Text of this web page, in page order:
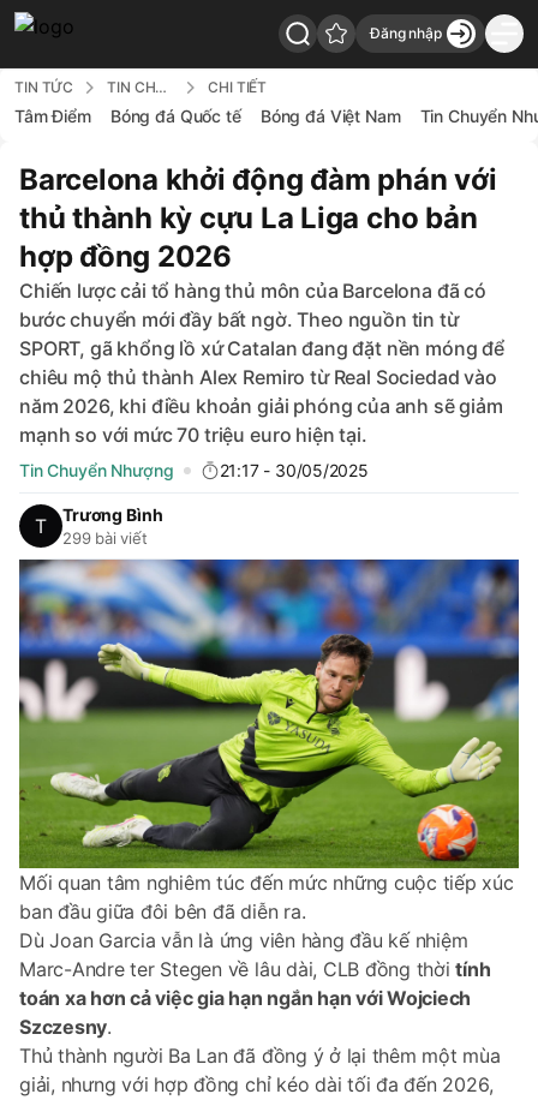
Đăng nhập
TIN TỨC TIN CHUYỂN NHƯỢNG CHI TIẾT
Tâm Điểm Bóng đá Quốc tế Bóng đá Việt Nam Tin Chuyển
Barcelona khởi động đàm phán với
thủ thành kỳ cựu La Liga cho bản
hợp đồng 2026
Chiến lược cải tổ hàng thủ môn của Barcelona đã có
bước chuyển mới đầy bất ngờ. Theo nguồn tin từ
SPORT, gã khổng lồ xứ Catalan đang đặt nền móng để
chiêu mộ thủ thành Alex Remiro từ Real Sociedad vào
năm 2026, khi điều khoản giải phóng của anh sẽ giảm
mạnh so với mức 70 triệu euro hiện tại.
Tin Chuyển Nhượng 21:17 - 30/05/2025
Trương Bình
299 bài viết
Mối quan tâm nghiêm túc đến mức những cuộc tiếp xúc
ban đầu giữa đôi bên đã diễn ra.
Dù Joan Garcia vẫn là ứng viên hàng đầu kế nhiệm
Marc-Andre ter Stegen về lâu dài, CLB đồng thờitính
toán xa hơn cả việc gia hạn ngắn hạn với Wojciech
Szczesny.
Thủ thành người Ba Lan đã đồng ý ở lại thêm một mùa
giải, nhưng với hợp đồng chỉ kéo dài tối đa đến 2026,